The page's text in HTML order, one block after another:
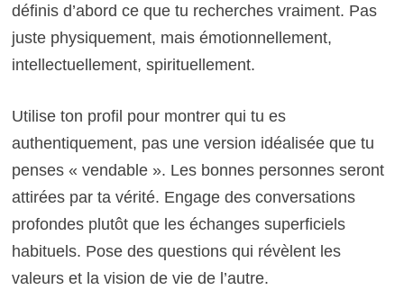
définis d’abord ce que tu recherches vraiment. Pas
juste physiquement, mais émotionnellement,
intellectuellement, spirituellement.
Utilise ton profil pour montrer qui tu es
authentiquement, pas une version idéalisée que tu
penses « vendable ». Les bonnes personnes seront
attirées par ta vérité. Engage des conversations
profondes plutôt que les échanges superficiels
habituels. Pose des questions qui révèlent les
valeurs et la vision de vie de l’autre.